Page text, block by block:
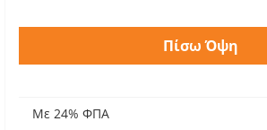
Πίσω Όψη
Με 24% ΦΠΑ